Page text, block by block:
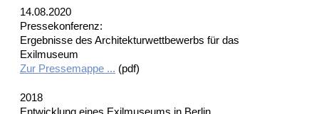
14.08.2020
Pressekonferenz:
Ergebnisse des Architekturwettbewerbs für das
Exilmuseum
Zur Pressemappe ... (pdf)
2018
Entwicklung eines Exilmuseums in Berlin